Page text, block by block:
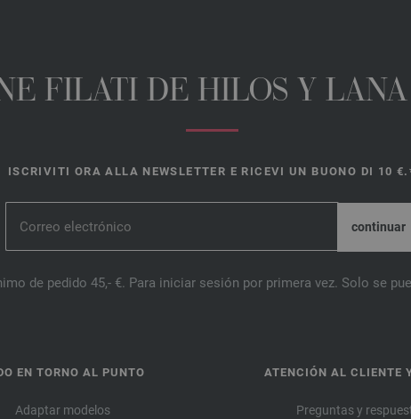
FILATI DE HILOS Y LANA
ISCRIVITI ORA ALLA NEWSLETTER E RICEVI UN BUONO DI 10
de pedido 45,- €. Para iniciar sesión por primera vez. Solo se
EN TORNO AL PUNTO
Adaptar modelos
ATENCIÓN AL CLIENTE
Preguntas y